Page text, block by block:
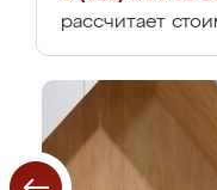
рассчитает